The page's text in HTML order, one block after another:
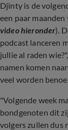
Djinty is de
een paar
video hieronder).
podcast lanceren
jullie al raden
namen komen
veel worden
"Volgende week
bondgenoten dit
volgers zullen dus